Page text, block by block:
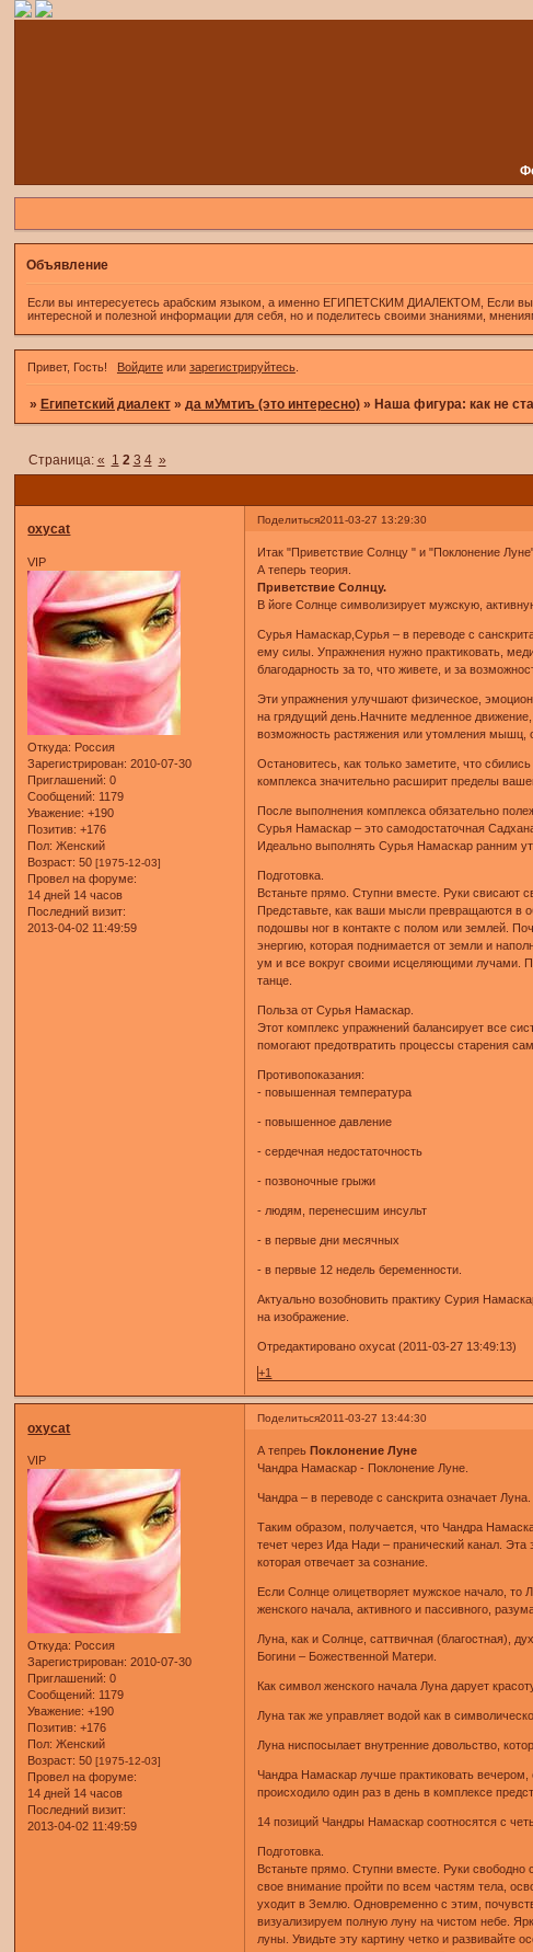
Объявление
Если вы интересуетесь арабским языком, а именно ЕГИПЕТСКИМ ДИАЛЕКТОМ, Если вы
интересной и полезной информации для себя, но и поделитесь своими знаниями,
Привет, Гость! Войдитеили зарегистрируйтесь.
» Египетский диалект » да мУмтиъ (это интересно) » Наша фигура: как не
Страница: « 1 2 3 4 »
Поделиться2011-03-27 13:29:30
oxycat
VIP
Откуда: Россия
Зарегистрирован: 2010-07-30
Приглашений: 0
Сообщений: 1179
Уважение: +190
Позитив: +176
Пол: Женский
Возраст: 50[1975-12-03]
Провел на форуме:
14 дней 14 часов
Последний визит:
2013-04-02 11:49:59
Итак "Приветствие Солнцу " и "Поклонение
А теперь теория.
Приветствие Солнцу.
В йоге Солнце символизирует мужскую,
Сурья Намаскар,Сурья – в переводе с
ему силы. Упражнения нужно практиковать,
благодарность за то, что живете, и за
Эти упражнения улучшают физическое,
на грядущий день.Начните медленное
возможность растяжения или утомления мышц,
Остановитесь, как только заметите, что
комплекса значительно расширит пределы
После выполнения комплекса обязательно
Сурья Намаскар – это самодостаточная
Идеально выполнять Сурья Намаскар ранним
Подготовка.
Встаньте прямо. Ступни вместе. Руки свисают
Представьте, как ваши мысли превращаются в
подошвы ног в контакте с полом или землей.
энергию, которая поднимается от земли и
ум и все вокруг своими исцеляющими лучами.
танце.
Польза от Сурья Намаскар.
Этот комплекс упражнений балансирует все
помогают предотвратить процессы старения
Противопоказания:
- повышенная температура
- повышенное давление
- сердечная недостаточность
- позвоночные грыжи
- людям, перенесшим инсульт
- в первые дни месячных
- в первые 12 недель беременности.
Актуально возобновить практику Сурия
на изображение.
Отредактировано oxycat (2011-03-27 13:49:13)
+1
Поделиться2011-03-27 13:44:30
oxycat
VIP
Откуда: Россия
Зарегистрирован: 2010-07-30
Приглашений: 0
Сообщений: 1179
Уважение: +190
Позитив: +176
Пол: Женский
Возраст: 50[1975-12-03]
Провел на форуме:
14 дней 14 часов
Последний визит:
2013-04-02 11:49:59
А тепреь Поклонение Луне
Чандра Намаскар - Поклонение Луне.
Чандра – в переводе с санскрита означает
Таким образом, получается, что Чандра
течет через Ида Нади – пранический канал.
которая отвечает за сознание.
Если Солнце олицетворяет мужское начало, то
женского начала, активного и пассивного,
Луна, как и Солнце, саттвичная (благостная),
Богини – Божественной Матери.
Как символ женского начала Луна дарует
Луна так же управляет водой как в
Луна ниспосылает внутренние довольство,
Чандра Hамаскар лучше практиковать
происходило один раз в день в комплексе
14 позиций Чандры Намаскар соотносятся с
Подготовка.
Встаньте прямо. Ступни вместе. Руки свободно
свое внимание пройти по всем частям тела,
уходит в Землю. Одновременно с этим,
визуализируем полную луну на чистом небе.
луны. Увидьте эту картину четко и развивайте